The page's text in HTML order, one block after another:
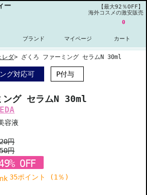
【最大92％OFF】
海外コスメの激安販売
ブランド マイページ
0
カート
レダ> ざくろ ファーミング セラムN 30ml
グ対応可 P付与
ング セラムN 30ml
容液
円
円
OFF
35ポイント (1％)